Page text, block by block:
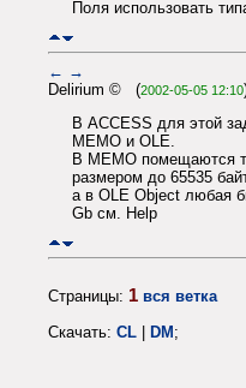
Поля использовать
← →
Delirium © (2002-05-05 12:10
В ACCESS для этой
MEMO и OLE.
В MEMO помещаются
размером до 65535
а в OLE Object любая
Gb см. Help
Страницы: 1 вся ветка
Скачать: CL | DM;